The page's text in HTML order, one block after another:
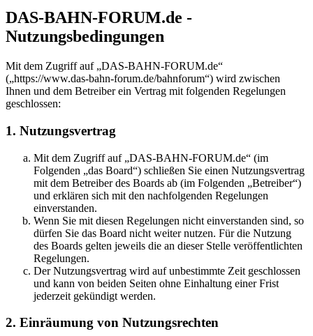
DAS-BAHN-FORUM.de -
Nutzungsbedingungen
Mit dem Zugriff auf „DAS-BAHN-FORUM.de“
(„https://www.das-bahn-forum.de/bahnforum“) wird zwischen
Ihnen und dem Betreiber ein Vertrag mit folgenden Regelungen
geschlossen:
1. Nutzungsvertrag
Mit dem Zugriff auf „DAS-BAHN-FORUM.de“ (im
Folgenden „das Board“) schließen Sie einen Nutzungsvertrag
mit dem Betreiber des Boards ab (im Folgenden „Betreiber“)
und erklären sich mit den nachfolgenden Regelungen
einverstanden.
Wenn Sie mit diesen Regelungen nicht einverstanden sind, so
dürfen Sie das Board nicht weiter nutzen. Für die Nutzung
des Boards gelten jeweils die an dieser Stelle veröffentlichten
Regelungen.
Der Nutzungsvertrag wird auf unbestimmte Zeit geschlossen
und kann von beiden Seiten ohne Einhaltung einer Frist
jederzeit gekündigt werden.
2. Einräumung von Nutzungsrechten